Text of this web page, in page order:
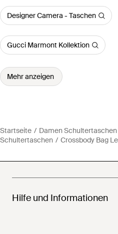
Designer Camera - Taschen
Gucci Marmont Kollektion
Mehr anzeigen
Startseite Damen Schultertaschen
Schultertaschen
Crossbody Bag
Hilfe und Informationen